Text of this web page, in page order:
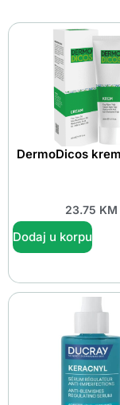
DermoDicos
23.75 KM
Dodaj u korpu